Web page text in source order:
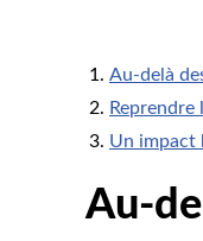
Au-delà
Un impact
Au-